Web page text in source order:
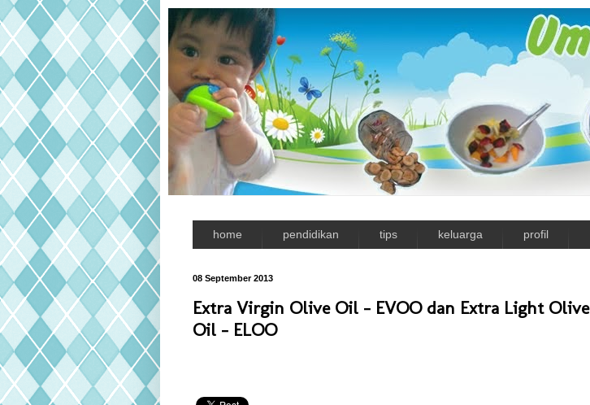
home pendidikan tips keluarga profil
08 September 2013
Extra Virgin Olive Oil - EVOO dan Extra Light Olive
Oil - ELOO